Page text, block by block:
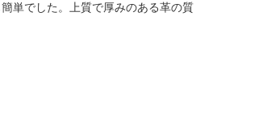
単でした。上質で厚みのある革の質